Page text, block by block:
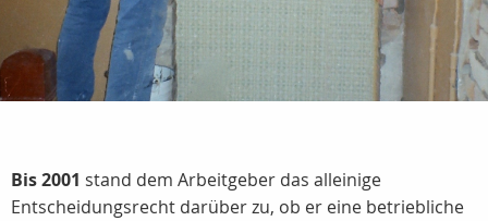
Bis 2001 stand dem Arbeitgeber das alleinige
Entscheidungsrecht darüber zu, ob er eine betriebliche